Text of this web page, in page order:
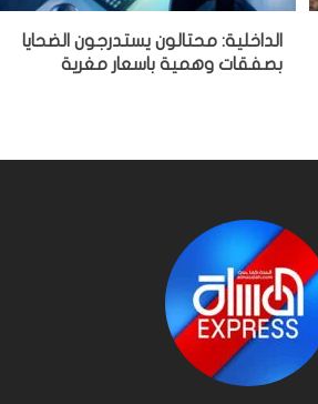
الداخلية: محتالون يستدرجون الضحايا
بصفقات وهمية باسعار مغرية